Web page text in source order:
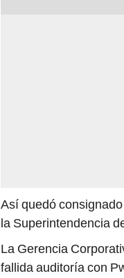
Así quedó
la Superintendencia
La Gerencia
fallida auditoría con